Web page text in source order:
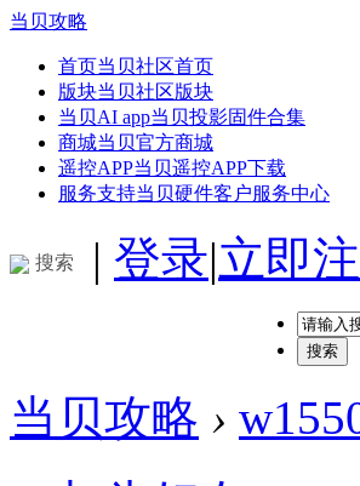
当贝攻略
首页当贝社区首页
版块当贝社区版块
当贝AI app当贝投影固件合集
商城当贝官方商城
遥控APP当贝遥控APP下载
服务支持当贝硬件客户服务中心
搜索 | 登录|立即
搜索
当贝攻略 ›